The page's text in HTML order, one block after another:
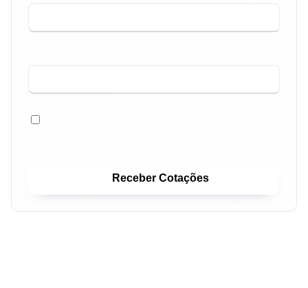
Receber Cotações